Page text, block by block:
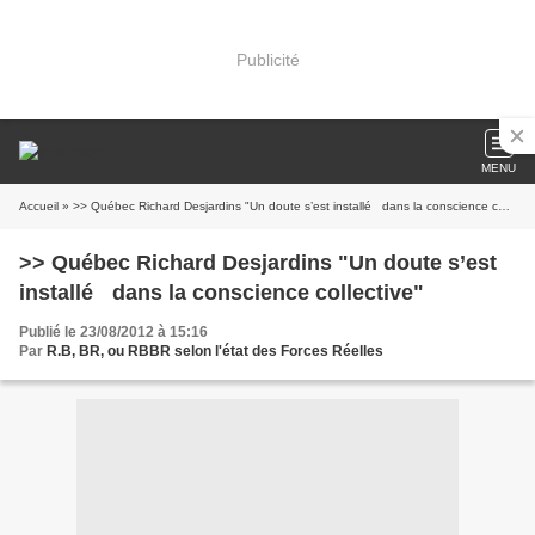
Publicité
MENU
Accueil » >> Québec Richard Desjardins "Un doute s’est installé dans la conscience collective"
>> Québec Richard Desjardins "Un doute s’est
installé dans la conscience collective"
Publié le 23/08/2012 à 15:16
Par R.B, BR, ou RBBR selon l'état des Forces Réelles